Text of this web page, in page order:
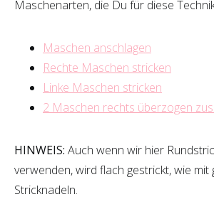
Maschenarten, die Du für diese
Maschen anschlagen
Rechte Maschen stricken
Linke Maschen stricken
2 Maschen rechts überzogen
HINWEIS: Auch wenn wir hier
verwenden, wird flach gestrickt, wie mit
Stricknadeln.